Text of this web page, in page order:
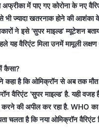
में पाए गए कोरोना के नए
भी ज्यादा खतरनाक होने की
ने इसे ‘सुपर माइल्ड’ म्यूटेशन
यह वैरिएंट मिला उनमें मामूली
कैसा?
है कि ओमिक्रॉन से अब तक मौत
वैरिएंट ‘सुपर माइल्ड’ है. यही
की अपील कर रहा है. WHO का
चलता है कि नया ओमिक्रॉन